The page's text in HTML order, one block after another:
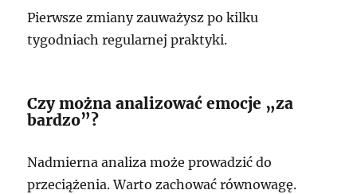
Pierwsze zmiany zauważysz po kilku
tygodniach regularnej praktyki.
Czy można analizować emocje „za
bardzo”?
Nadmierna analiza może prowadzić do
przeciążenia. Warto zachować równowagę.